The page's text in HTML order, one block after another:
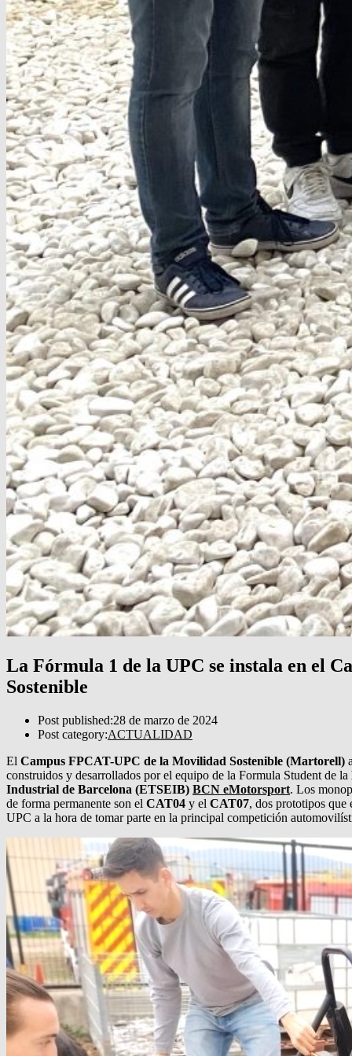
La Fórmula 1 de la UPC se instala en el
Sostenible
Post published:28 de marzo de 2024
Post category:ACTUALIDAD
El Campus FPCAT-UPC de la Movilidad Sostenible (Martorell)
construidos y desarrollados por el equipo de la Formula Student de la
Industrial de Barcelona (ETSEIB) BCN eMotorsport. Los
de forma permanente son el CAT04 y el CAT07, dos prototipos que
UPC a la hora de tomar parte en la principal competición